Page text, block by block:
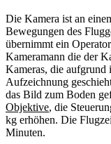
Die Kamera ist an
Bewegungen des
übernimmt ein
Kameramann die der
Kameras, die aufgrund
Aufzeichnung
das Bild zum Boden
Objektive, die
kg erhöhen. Die
Minuten.